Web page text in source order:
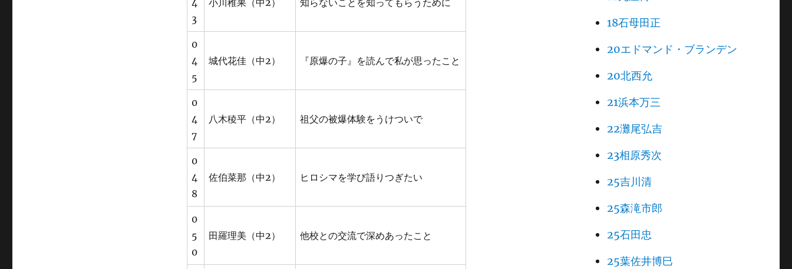
4
3
小川稚果（中2） 知らないことを知ってもらうために
0
4
5
城代花佳（中2） 『原爆の子』を読んで私が思ったこと
0
4
7
八木稜平（中2） 祖父の被爆体験をうけついで
0
4
8
佐伯菜那（中2） ヒロシマを学び語りつぎたい
0
5
0
田羅理美（中2） 他校との交流で深めあったこと
18石母田正
20エドマンド・ブランデン
20北西允
21浜本万三
22灘尾弘吉
23相原秀次
25吉川清
25森滝市郎
25石田忠
25葉佐井博巳